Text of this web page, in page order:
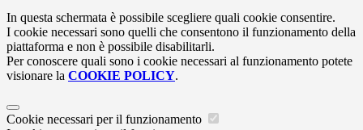
In questa schermata è possibile scegliere quali cookie consentire.
I cookie necessari sono quelli che consentono il funzionamento della
piattaforma e non è possibile disabilitarli.
Per conoscere quali sono i cookie necessari al funzionamento potete
visionare la COOKIE POLICY.
Cookie necessari per il funzionamento